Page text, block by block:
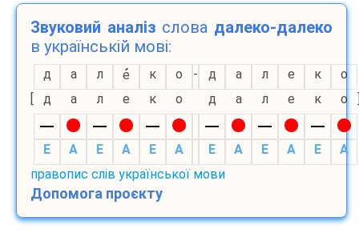
Звуковий аналіз слова далеко-далеко
в українській мові:
д а л е к о - д а л е к
о
[
д а л е к о д а л е к о
E A E A E A E A E A E
A
правопис слів української мови
Допомога проєкту